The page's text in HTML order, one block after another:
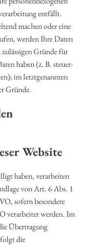
entfällt.
machen oder eine
werden Ihre Daten
Gründe für
haben (z. B. steuer-
im letztgenannten
Gründe.
Website
haben, verarbeiten
von Art. 6 Abs. 1
sofern besondere
verarbeitet werden. Im
Übertragung
die